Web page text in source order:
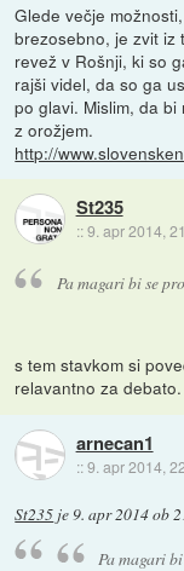
Glede večje
brezosebno, je zvit iz
revež v Rošnji, ki so
rajši videl, da so ga
po glavi. Mislim, da
z orožjem.
http://
St235
::9. apr 2014,
Pa magari bi se
s tem stavkom si
relavantno za debato.
arnecan1
::9. apr 2014,
St235 je9. apr 2014 ob
Pa magari